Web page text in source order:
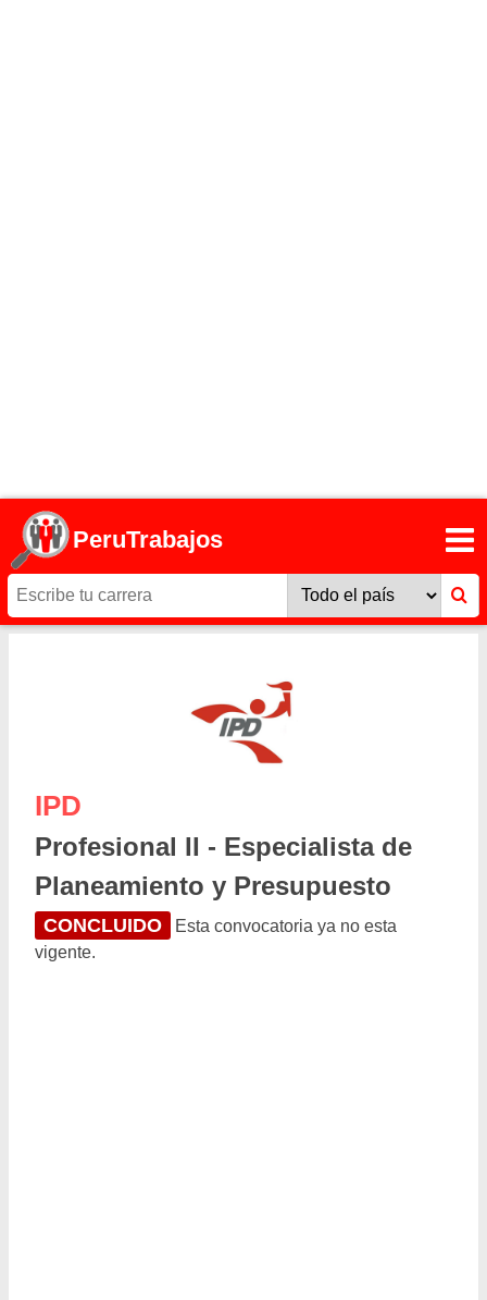
PeruTrabajos
IPD
Profesional II - Especialista de
Planeamiento y Presupuesto
CONCLUIDO
Esta convocatoria ya no esta
vigente.